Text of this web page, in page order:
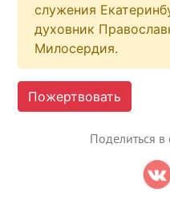
служения
духовник
Милосердия.
Пожертвовать
Поделиться в